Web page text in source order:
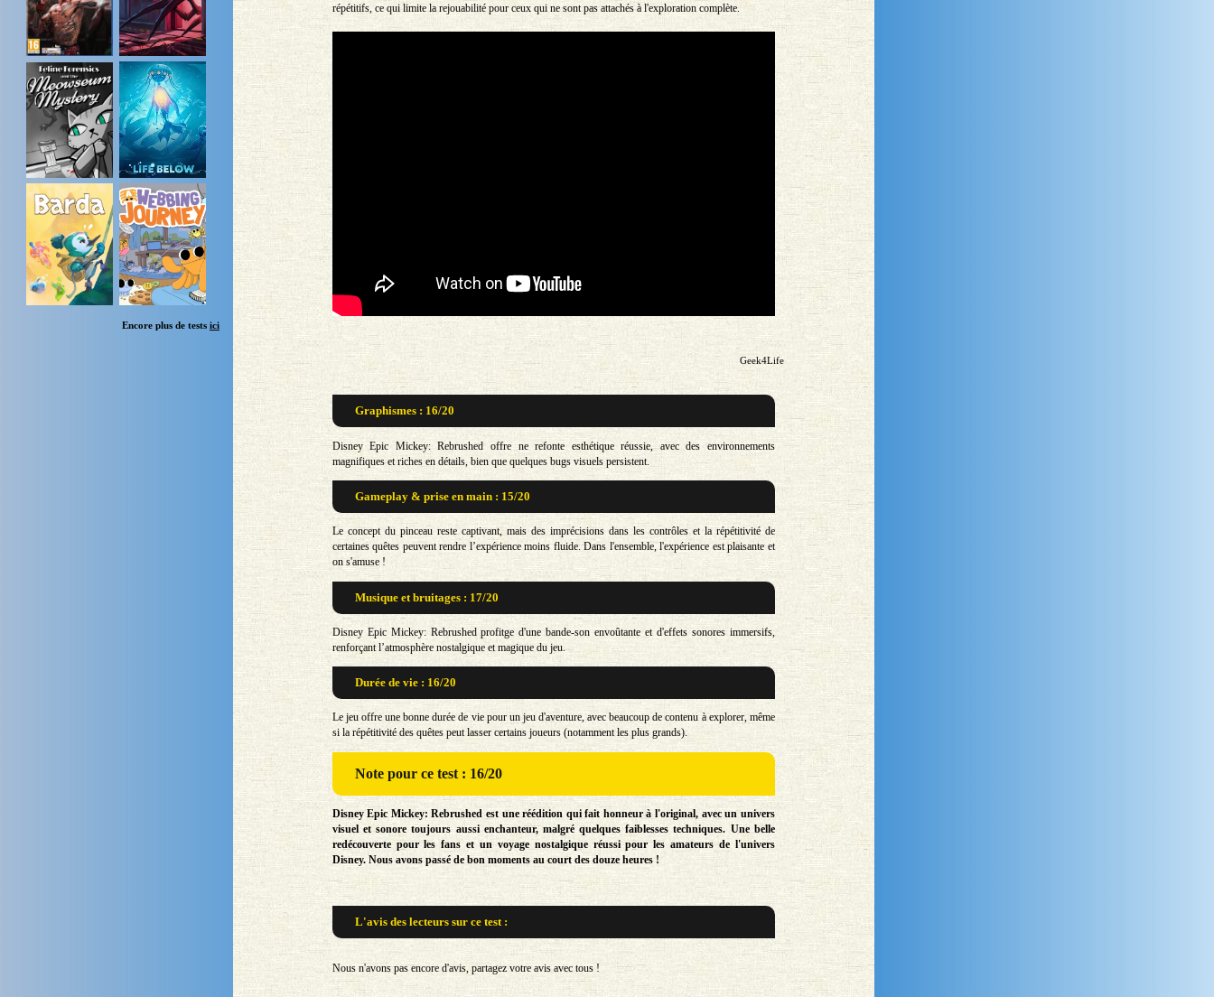
Encore plus de tests ici
répétitifs, ce qui limite la rejouabilité pour ceux qui ne sont pas attachés à l'exploration complète.
Geek4Life
Graphismes : 16/20
Disney Epic Mickey: Rebrushed offre ne refonte esthétique réussie, avec des environnements
magnifiques et riches en détails, bien que quelques bugs visuels persistent.
Gameplay & prise en main : 15/20
Le concept du pinceau reste captivant, mais des imprécisions dans les contrôles et la répétitivité de
certaines quêtes peuvent rendre l’expérience moins fluide. Dans l'ensemble, l'expérience est plaisante et
on s'amuse !
Musique et bruitages : 17/20
Disney Epic Mickey: Rebrushed profitge d'une bande-son envoûtante et d'effets sonores immersifs,
renforçant l’atmosphère nostalgique et magique du jeu.
Durée de vie : 16/20
Le jeu offre une bonne durée de vie pour un jeu d'aventure, avec beaucoup de contenu à explorer, même
si la répétitivité des quêtes peut lasser certains joueurs (notamment les plus grands).
Note pour ce test : 16/20
Disney Epic Mickey: Rebrushed est une réédition qui fait honneur à l'original, avec un univers
visuel et sonore toujours aussi enchanteur, malgré quelques faiblesses techniques. Une belle
redécouverte pour les fans et un voyage nostalgique réussi pour les amateurs de l'univers
Disney. Nous avons passé de bon moments au court des douze heures !
L'avis des lecteurs sur ce test :
Nous n'avons pas encore d'avis, partagez votre avis avec tous !